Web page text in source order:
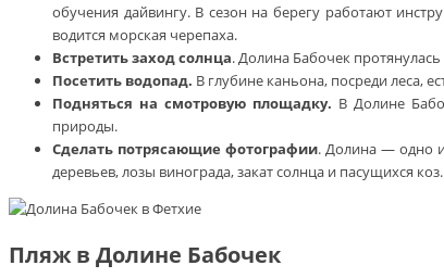
обучения дайвингу. В сезон на берегу работают
водится морская черепаха.
Встретить заход солнца. Долина Бабочек
Посетить водопад. В глубине каньона, посреди леса,
Подняться на смотровую площадку. В Долине
природы.
Сделать потрясающие фотографии. Долина — одно
деревьев, лозы винограда, закат солнца и пасущихся коз.
Пляж в Долине Бабочек